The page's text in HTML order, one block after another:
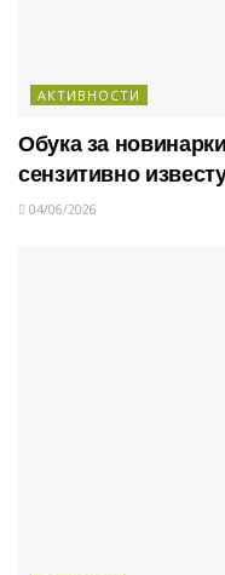
АКТИВНОСТИ
Обука за
сензитивно
04/06/2026